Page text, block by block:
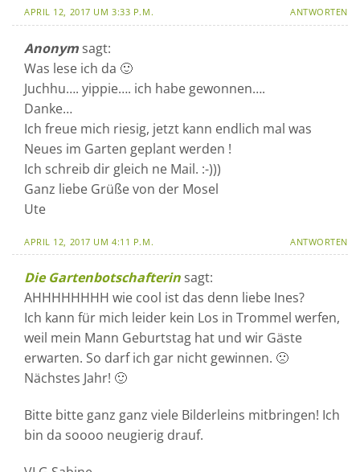
APRIL 12, 2017 UM 3:33 P.M. ANTWORTEN
Anonym sagt:
Was lese ich da 🙂
Juchhu…. yippie…. ich habe gewonnen….
Danke…
Ich freue mich riesig, jetzt kann endlich mal was
Neues im Garten geplant werden !
Ich schreib dir gleich ne Mail. :-)))
Ganz liebe Grüße von der Mosel
Ute
APRIL 12, 2017 UM 4:11 P.M. ANTWORTEN
Die Gartenbotschafterin sagt:
AHHHHHHHH wie cool ist das denn liebe Ines?
Ich kann für mich leider kein Los in Trommel werfen,
weil mein Mann Geburtstag hat und wir Gäste
erwarten. So darf ich gar nicht gewinnen. 🙁
Nächstes Jahr! 🙂
Bitte bitte ganz ganz viele Bilderleins mitbringen! Ich
bin da soooo neugierig drauf.